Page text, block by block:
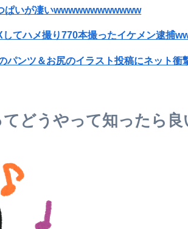
ぱいが凄いwwwwwwwwwwww
てハメ撮り770本撮ったイケメン逮捕
ンバーツーになった結果ｗｗｗｗｗｗｗ
、直美で炎上・・・
う
こと
てどうやって知ったら良